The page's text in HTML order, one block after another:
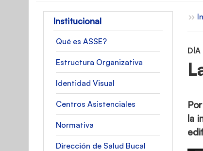
Institucional
Qué es ASSE?
Estructura Organizativa
Identidad Visual
Centros Asistenciales
Normativa
Dirección de Salud Bucal
DÍA
la